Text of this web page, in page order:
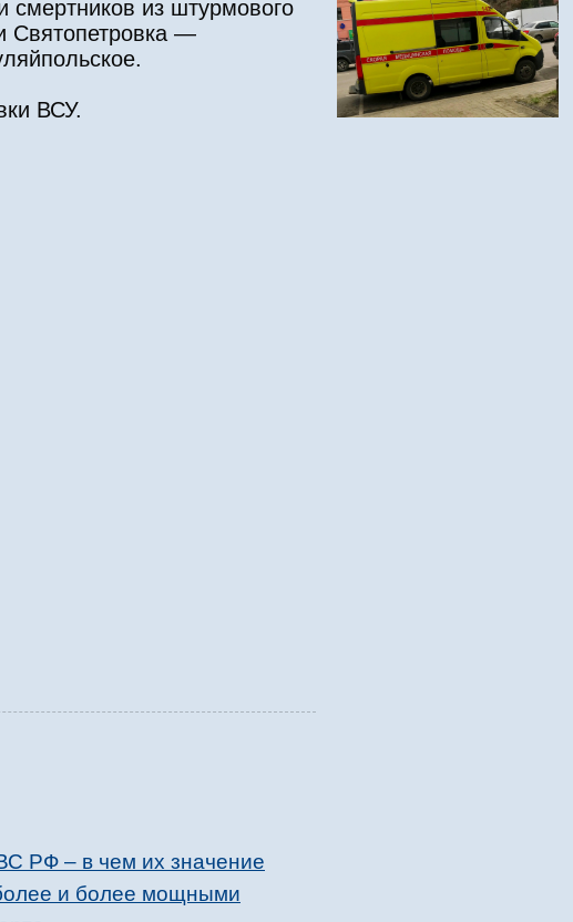
смертников из штурмового
Святопетровка —
ВСУ.
РФ – в чем их значение
и более мощными